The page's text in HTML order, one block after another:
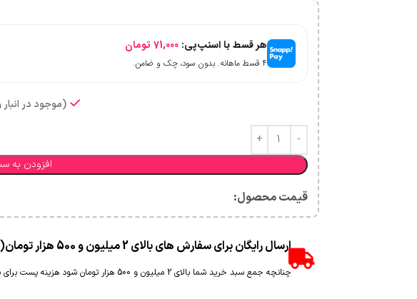
هر قسط با اسنپ‌پی:71,000 تومان
۴ قسط ماهانه. بدون سود، چک و ضامن.
(موجود در انبار
افزودن به
قیمت محصول:​
ارسال رایگان برای سفارش های بالای 2 میلیون و 500 هزار تومان(غیر حجمی)
چنانچه جمع سبد خرید شما بالای 2 میلیون و 500 هزار تومان شود هزینه پست برای شما به صورت رایگان محاسبه خواهد شد.